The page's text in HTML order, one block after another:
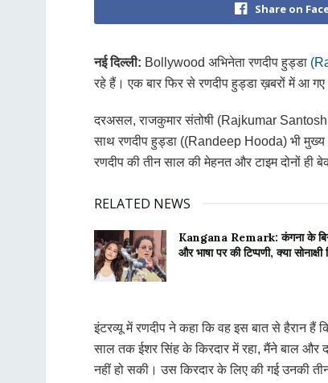
Share on
नई दिल्ली: Bollywood अभिनेता रणदीप हुड्डा
रहे हैं। एक बार फिर से रणदीप हुड्डा ख़बरों में आ
दरअसल, राजकुमार संतोषी (Rajkumar
साथ रणदीप हुड्डा ((Randeep Hooda) भी
रणदीप की तीन साल की मेहनत और टाइम दोनों ही
RELATED NEWS
Kangana Remark: कंगना के
और भाषा पर की टिप्पणी, क्या सोनाक्षी
इंटरव्यू में रणदीप ने कहा कि वह इस बात से हैरान हैं
साल तक ईशर सिंह के किरदार में रहा, मैंने बाल और
नहीं हो सकी। उस किरदार के लिए की गई उनकी